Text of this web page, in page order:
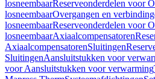
losneembaarReserveonderdelen voor
losneembaarOvergangen en
losneembaarReserveonderdelen voor
losneembaarAxiaalcompensatoren
AxiaalcompensatorenSluitingen
SluitingenAansluitstukken voor
voor Aansluitstukken voor verwarming